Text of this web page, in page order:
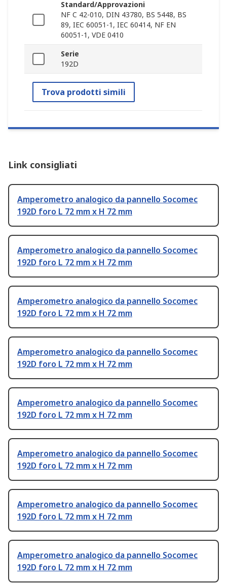
Standard/Approvazioni
NF C 42-010, DIN 43780, BS 5448, BS
89, IEC 60051-1, IEC 60414, NF EN
60051-1, VDE 0410
Serie
192D
Trova prodotti simili
Link consigliati
Amperometro analogico da pannello Socomec
192D foro L 72 mm x H 72 mm
Amperometro analogico da pannello Socomec
192D foro L 72 mm x H 72 mm
Amperometro analogico da pannello Socomec
192D foro L 72 mm x H 72 mm
Amperometro analogico da pannello Socomec
192D foro L 72 mm x H 72 mm
Amperometro analogico da pannello Socomec
192D foro L 72 mm x H 72 mm
Amperometro analogico da pannello Socomec
192D foro L 72 mm x H 72 mm
Amperometro analogico da pannello Socomec
192D foro L 72 mm x H 72 mm
Amperometro analogico da pannello Socomec
192D foro L 72 mm x H 72 mm